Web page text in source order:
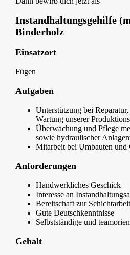
Instandhaltungsgehilfe
Binderholz
Einsatzort
Fügen
Aufgaben
Unterstützung bei
Wartung unserer
Überwachung und Pflege
sowie hydraulischer
Mitarbeit bei Umbauten und
Anforderungen
Handwerkliches Geschick
Interesse an
Bereitschaft zur Schichtarbeit
Gute Deutschkenntnisse
Selbstständige und
Gehalt